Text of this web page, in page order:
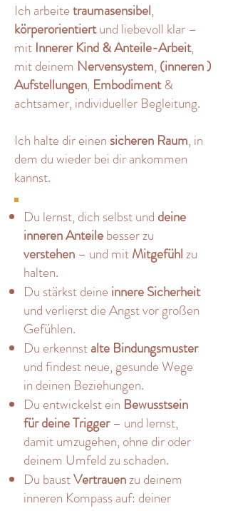
Ich arbeitetraumasensibel,
körperorientiertund liebevoll klar –
mit Innerer Kind & Anteile-Arbeit,
mit deinem Nervensystem,(inneren )
Aufstellungen, Embodiment&
achtsamer, individueller Begleitung.
Ich halte dir einen sicheren Raum, in
dem du wieder bei dir ankommen
kannst.
Du lernst, dich selbst und deine
inneren Anteilebesser zu
verstehen – und mitMitgefühlzu
halten.
Du stärkst deine innere Sicherheit
und verlierst die Angst vor großen
Gefühlen.
Du erkennstalte Bindungsmuster
und findest neue, gesunde Wege
in deinen Beziehungen.
Du entwickelst ein Bewusstsein
für deine Trigger– und lernst,
damit umzugehen, ohne dir oder
deinem Umfeld zu schaden.
Du baustVertrauenzu deinem
inneren Kompass auf: deiner